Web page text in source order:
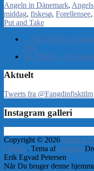
Angeln in Dänemark
middag fiskesø Forellensee
Put and Take
← SE VIDEO: I dag
SØ1
SE VIDEO – De
Aktuelt
Tweets fra @Fangdinfisktilm
Instagram galleri
Copyright © 2026 MJØLS
i Mjøls . Tema af Colorlib
Erik Egvad Petersen
Når Du bruger denne